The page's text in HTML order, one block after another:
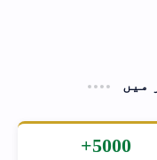
میں
5000+